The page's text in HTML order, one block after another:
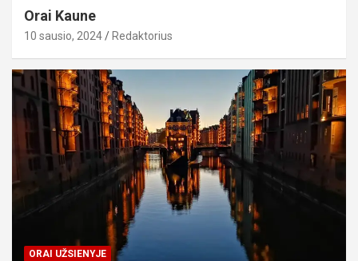
Orai Kaune
10 sausio, 2024 Redaktorius
ORAI UŽSIENYJE